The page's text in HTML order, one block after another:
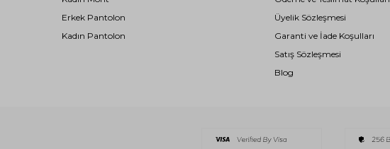
Erkek Pantolon
Kadın Pantolon
Üyelik Sözleşmesi
Garanti ve İade Koşulları
Satış Sözleşmesi
Blog